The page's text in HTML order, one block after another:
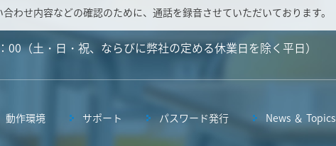
わせ内容などの確認のために、通話を録音させていただいております。
00（土・日・祝、ならびに弊社の定める休業日を除く平日）
動作環境 サポート パスワード発行 News ＆ Topics